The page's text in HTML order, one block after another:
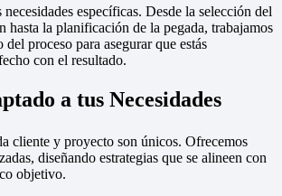
necesidades específicas. Desde la selección del
hasta la planificación de la pegada, trabajamos
del proceso para asegurar que estás
con el resultado.
a tus Necesidades
cliente y proyecto son únicos. Ofrecemos
diseñando estrategias que se alineen con
objetivo.